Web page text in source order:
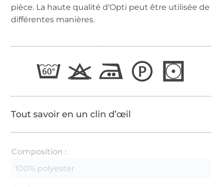
pièce. La haute qualité d'Opti peut être utilisée de
différentes manières.
Tout savoir en un clin d’œil
Composition :
100% polyester